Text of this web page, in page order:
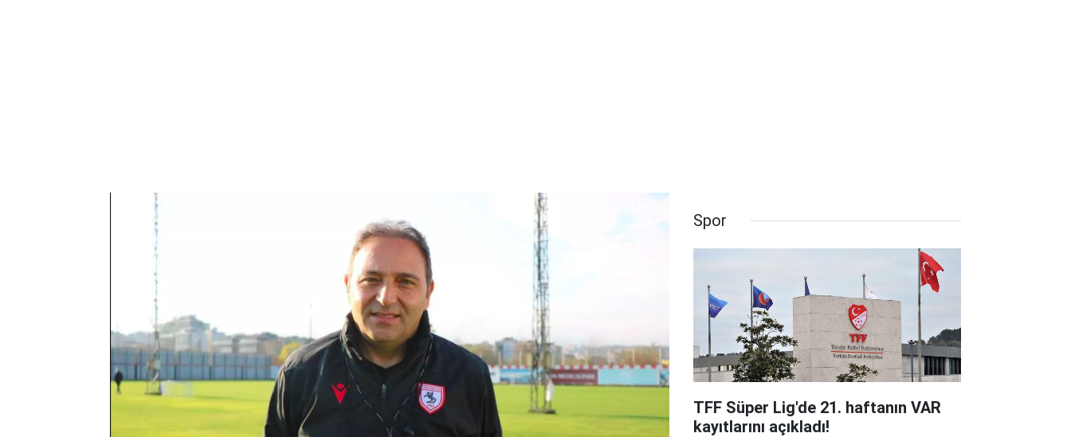
Spor
TFF Süper Lig'de 21. haftanın VAR
kayıtlarını açıkladı!